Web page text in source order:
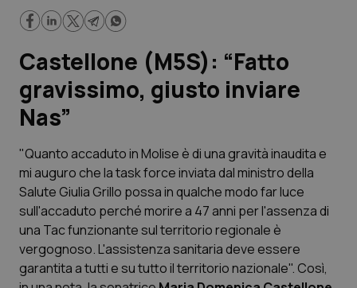
Cronache
Governo e Parlamento
Regioni e Asl
Scienza e Farmaci
Studi e Analisi
Lettere al direttore
Castellone (M5S): “Fatto
gravissimo, giusto inviare
Nas”
"Quanto accaduto in Molise è di una gravità inaudita e
mi auguro che la task force inviata dal ministro della
Salute Giulia Grillo possa in qualche modo far luce
sull'accaduto perché morire a 47 anni per l'assenza di
una Tac funzionante sul territorio regionale è
vergognoso. L'assistenza sanitaria deve essere
garantita a tutti e su tutto il territorio nazionale". Così,